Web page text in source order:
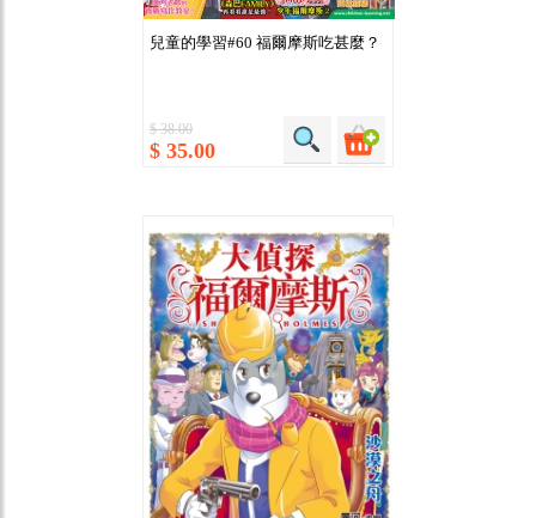
兒童的學習#60 福爾摩斯吃甚麼？
$ 38.00
$ 35.00